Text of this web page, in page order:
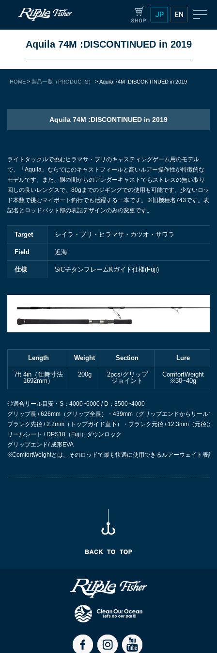
JP EN
Aquila 74M :DISCONTINUED in 2019
HOME > 製品一覧（PRODUCTS） > Aquila 74M :DISCONTINUED in 2019
Aquila 74M :DISCONTINUED in 2019
ライトタックルで挑むヒラマサ・ブリのキャスティングゲーム用のモデル
で、「Aquila」ならではのキャストフィールと高いルアー操作性が特徴的な
モデルです。また、胴の間からのアンダーキャストでもストレスの無い取り
回しの良いレングスで、80gまでのジギングでの使用も可能です。少ないロッ
ド本数で挑むマイボート釣行でも活躍する一本です。※旧機種名743です。表
記名とロッドバット部の表記デザインのみの変更です。
Target シイラ・ブリ・ヒラマサ・カツオ・サワラ
Field 近海
仕様 SiCチタンフレームKガイド仕様(Fuji)
Length Weight Section Lure
7ft 4in（仕舞寸法
1692mm）
200g
2pcs/グリップ
ジョイント
ComfortWeight
※30~40g
◎適合リール目安・S：4000~6000 / D：3500~4000
グリップ長 / 626mm（グリップ全長）・439mm（グリップエンドからリールフ
ブランク先径 / 2.2mm（トップガイド直下）・ブランク元径 / 12.3mm（元径は
リールシート / DPS18（Fuji）ダウンロック
グリップエンド/ 成形EVA
※ComfortWeightとは、そのロッドで最も快適に使用できるルアーウェイト表